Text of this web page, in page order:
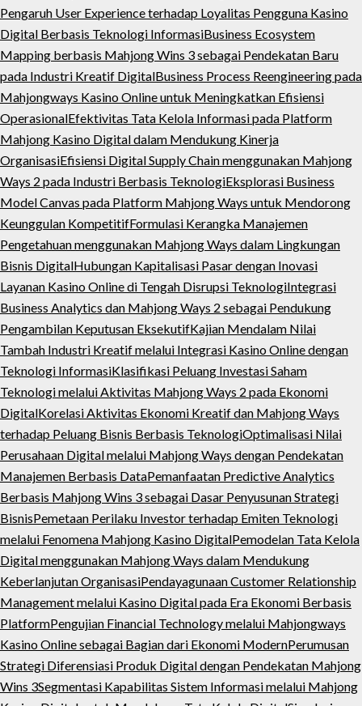
Pengaruh User Experience terhadap Loyalitas Pengguna Kasino
Digital Berbasis Teknologi InformasiBusiness Ecosystem
Mapping berbasis Mahjong Wins 3 sebagai Pendekatan Baru
pada Industri Kreatif DigitalBusiness Process Reengineering pada
Mahjongways Kasino Online untuk Meningkatkan Efisiensi
OperasionalEfektivitas Tata Kelola Informasi pada Platform
Mahjong Kasino Digital dalam Mendukung Kinerja
OrganisasiEfisiensi Digital Supply Chain menggunakan Mahjong
Ways 2 pada Industri Berbasis TeknologiEksplorasi Business
Model Canvas pada Platform Mahjong Ways untuk Mendorong
Keunggulan KompetitifFormulasi Kerangka Manajemen
Pengetahuan menggunakan Mahjong Ways dalam Lingkungan
Bisnis DigitalHubungan Kapitalisasi Pasar dengan Inovasi
Layanan Kasino Online di Tengah Disrupsi TeknologiIntegrasi
Business Analytics dan Mahjong Ways 2 sebagai Pendukung
Pengambilan Keputusan EksekutifKajian Mendalam Nilai
Tambah Industri Kreatif melalui Integrasi Kasino Online dengan
Teknologi InformasiKlasifikasi Peluang Investasi Saham
Teknologi melalui Aktivitas Mahjong Ways 2 pada Ekonomi
DigitalKorelasi Aktivitas Ekonomi Kreatif dan Mahjong Ways
terhadap Peluang Bisnis Berbasis TeknologiOptimalisasi Nilai
Perusahaan Digital melalui Mahjong Ways dengan Pendekatan
Manajemen Berbasis DataPemanfaatan Predictive Analytics
Berbasis Mahjong Wins 3 sebagai Dasar Penyusunan Strategi
BisnisPemetaan Perilaku Investor terhadap Emiten Teknologi
melalui Fenomena Mahjong Kasino DigitalPemodelan Tata Kelola
Digital menggunakan Mahjong Ways dalam Mendukung
Keberlanjutan OrganisasiPendayagunaan Customer Relationship
Management melalui Kasino Digital pada Era Ekonomi Berbasis
PlatformPengujian Financial Technology melalui Mahjongways
Kasino Online sebagai Bagian dari Ekonomi ModernPerumusan
Strategi Diferensiasi Produk Digital dengan Pendekatan Mahjong
Wins 3Segmentasi Kapabilitas Sistem Informasi melalui Mahjong